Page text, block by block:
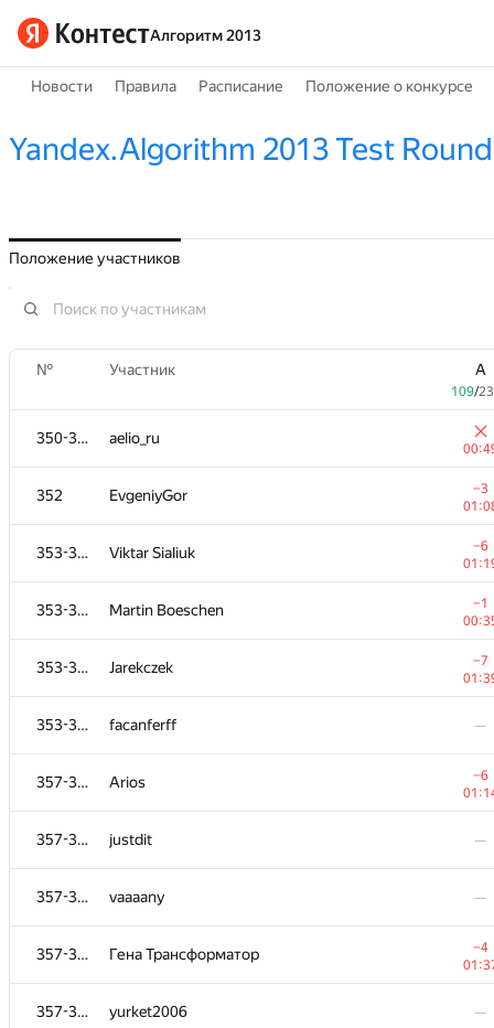
Алгоритм 2013
Новости Правила Расписание Положение о конкурсе
Yandex.Algorithm 2013 Test Round
Положение участников
№ Участник A
109/
350-351 aelio_ru
352 EvgeniyGor
−3
353-356 Viktar Sialiuk
−6
353-356 Martin Boeschen
−1
353-356 Jarekczek
−7
353-356 facanferff —
357-361 Arios
−6
357-361 justdit —
357-361 vaaaany —
357-361 Гена Трансформатор
−4
357-361 yurket2006 —